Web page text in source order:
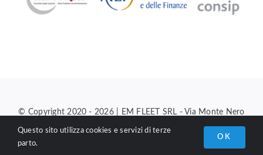
© Copyright 2020 - 2026 | EM FLEET SRL - Via Monte Nero
26/E, 00012 Guidonia Montecelio (RM) |
info@emfleet.it
Questo sito utilizza cookies e servizi di terze
parto.
OK